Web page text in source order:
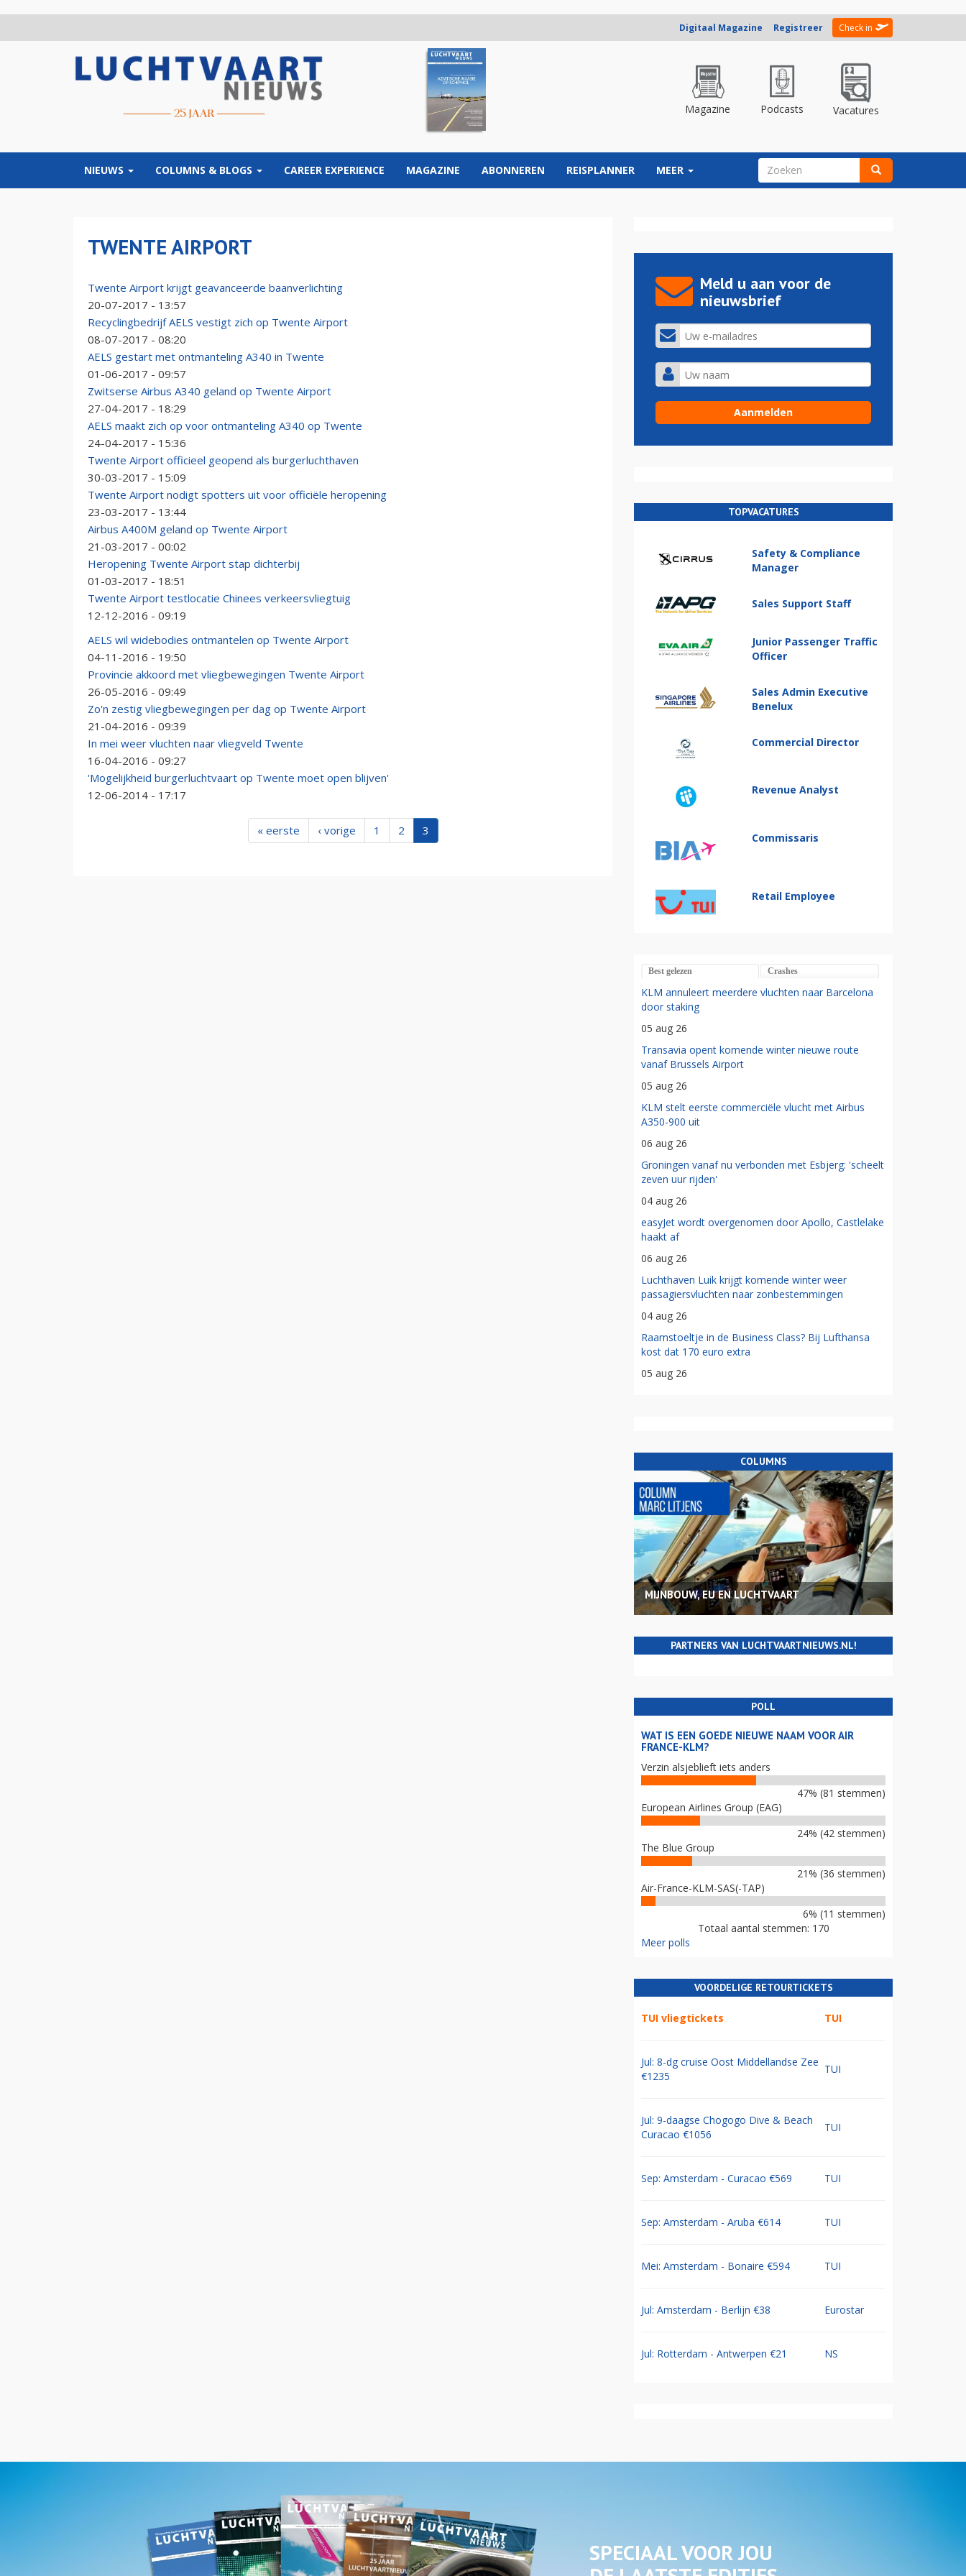
Digitaal Magazine Registreer Check in
Magazine Podcasts Vacatures
NIEUWS COLUMNS & BLOGS CAREER EXPERIENCE MAGAZINE ABONNEREN REISPLANNER MEER ZOEKVELD
TWENTE AIRPORT
Twente Airport krijgt geavanceerde baanverlichting
20-07-2017 - 13:57
Recyclingbedrijf AELS vestigt zich op Twente Airport
08-07-2017 - 08:20
AELS gestart met ontmanteling A340 in Twente
01-06-2017 - 09:57
Zwitserse Airbus A340 geland op Twente Airport
27-04-2017 - 18:29
AELS maakt zich op voor ontmanteling A340 op Twente
24-04-2017 - 15:36
Twente Airport officieel geopend als burgerluchthaven
30-03-2017 - 15:09
Twente Airport nodigt spotters uit voor officiële heropening
23-03-2017 - 13:44
Airbus A400M geland op Twente Airport
21-03-2017 - 00:02
Heropening Twente Airport stap dichterbij
01-03-2017 - 18:51
Twente Airport testlocatie Chinees verkeersvliegtuig
12-12-2016 - 09:19
AELS wil widebodies ontmantelen op Twente Airport
04-11-2016 - 19:50
Provincie akkoord met vliegbewegingen Twente Airport
26-05-2016 - 09:49
Zo'n zestig vliegbewegingen per dag op Twente Airport
21-04-2016 - 09:39
In mei weer vluchten naar vliegveld Twente
16-04-2016 - 09:27
'Mogelijkheid burgerluchtvaart op Twente moet open blijven'
12-06-2014 - 17:17
« eerste ‹ vorige 1 2 3
Meld u aan voor de
nieuwsbrief
TOPVACATURES
Safety & Compliance
Manager
Sales Support Staff
Junior Passenger Traffic
Officer
Sales Admin Executive
Benelux
Commercial Director
Revenue Analyst
Commissaris
Retail Employee
Best gelezen Crashes
KLM annuleert meerdere vluchten naar Barcelona
door staking
05 aug 26
Transavia opent komende winter nieuwe route
vanaf Brussels Airport
05 aug 26
KLM stelt eerste commerciële vlucht met Airbus
A350-900 uit
06 aug 26
Groningen vanaf nu verbonden met Esbjerg: 'scheelt
zeven uur rijden'
04 aug 26
easyJet wordt overgenomen door Apollo, Castlelake
haakt af
06 aug 26
Luchthaven Luik krijgt komende winter weer
passagiersvluchten naar zonbestemmingen
04 aug 26
Raamstoeltje in de Business Class? Bij Lufthansa
kost dat 170 euro extra
05 aug 26
COLUMNS
MIJNBOUW, EU EN LUCHTVAART
PARTNERS VAN LUCHTVAARTNIEUWS.NL!
POLL
WAT IS EEN GOEDE NIEUWE NAAM VOOR AIR
FRANCE-KLM?
Verzin alsjeblieft iets anders
47% (81 stemmen)
European Airlines Group (EAG)
24% (42 stemmen)
The Blue Group
21% (36 stemmen)
Air-France-KLM-SAS(-TAP)
6% (11 stemmen)
Totaal aantal stemmen: 170
Meer polls
VOORDELIGE RETOURTICKETS
TUI vliegtickets TUI
Jul: 8-dg cruise Oost Middellandse Zee
€1235
TUI
Jul: 9-daagse Chogogo Dive & Beach
Curacao €1056
TUI
Sep: Amsterdam - Curacao €569 TUI
Sep: Amsterdam - Aruba €614 TUI
Mei: Amsterdam - Bonaire €594 TUI
Jul: Amsterdam - Berlijn €38 Eurostar
Jul: Rotterdam - Antwerpen €21 NS
SPECIAAL VOOR JOU